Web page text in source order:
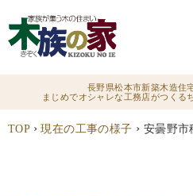
長野県松本市新築木造住
まじめでオシャレな工務店がつくる
TOP › 現在の工事の様子 › 安曇野